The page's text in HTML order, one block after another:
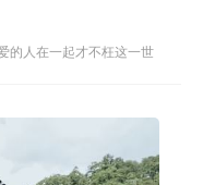
人在一起才不枉这一世